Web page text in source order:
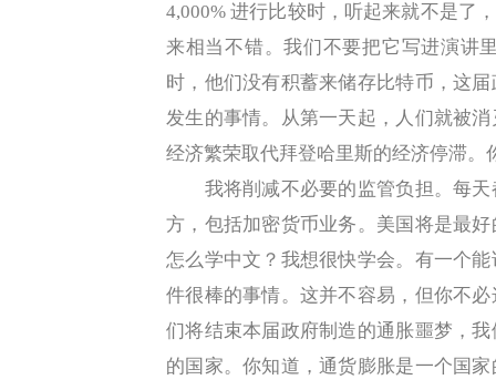
4,000% 进行比较时，听起来就不是了
来相当不错。我们不要把它写进演讲
时，他们没有积蓄来储存比特币，这
发生的事情。从第一天起，人们就被
经济繁荣取代拜登哈里斯的经济停滞
我将削减不必要的监管负担。每天
方，包括加密货币业务。美国将是最
怎么学中文？我想很快学会。有一个
件很棒的事情。这并不容易，但你不
们将结束本届政府制造的通胀噩梦，
的国家。你知道，通货膨胀是一个国